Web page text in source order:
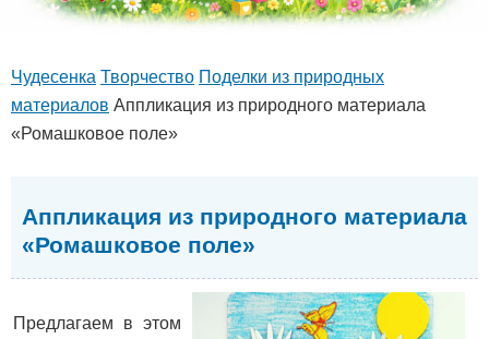
Чудесенка Творчество Поделки из природных
материалов Аппликация из природного материала
«Ромашковое поле»
Аппликация из природного материала
«Ромашковое поле»
Предлагаем в этом